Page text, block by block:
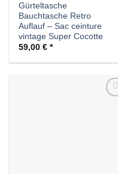
Gürteltasche
Bauchtasche Retro
Auflauf – Sac ceinture
vintage Super Cocotte
59,00€